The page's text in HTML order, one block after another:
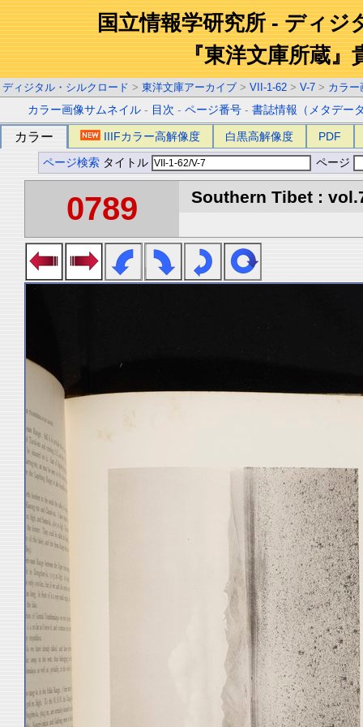
国立情報学研究所 - ディジ
『東洋文庫所蔵』
ディジタル・シルクロード > 東洋文庫アーカイブ > VII-1-62 > V-7 > カラー
カラー画像サムネイル - 目次 -ページ番号 -書誌情報（メタデー
カラー IIIFカラー高解像度 白黒高解像度 PDF
ページ検索 タイトル ページ
0789 Southern Tibet :